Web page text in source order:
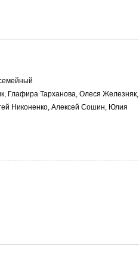
Глафира Тарханова, Олеся Железняк,
Никоненко, Алексей Сошин, Юлия